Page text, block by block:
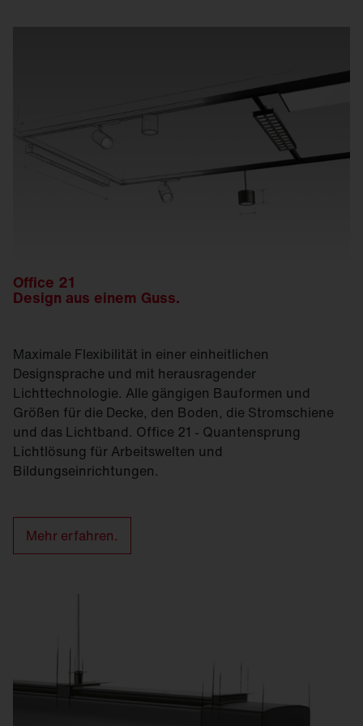
Office 21
Design aus einem Guss.
Maximale Flexibilität in einer einheitlichen
Designsprache und mit herausragender
Lichttechnologie. Alle gängigen Bauformen und
Größen für die Decke, den Boden, die Stromschiene
und das Lichtband. Office 21 - Quantensprung
Lichtlösung für Arbeitswelten und
Bildungseinrichtungen.
Mehr erfahren.